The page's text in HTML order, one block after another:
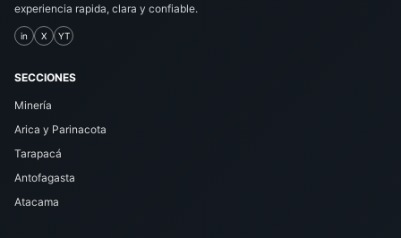
experiencia rapida, clara y confiable.
in X YT
SECCIONES
Minería
Arica y Parinacota
Tarapacá
Antofagasta
Atacama